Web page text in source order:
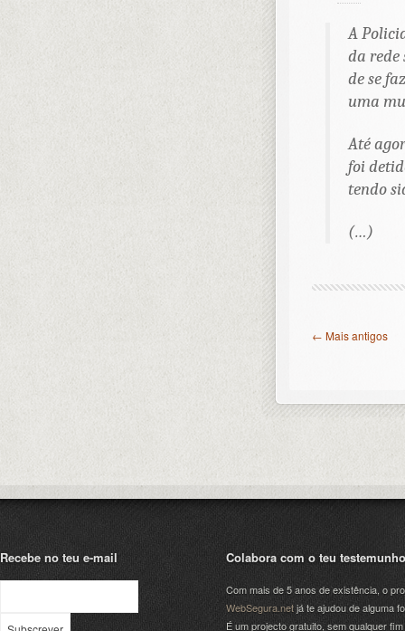
A
da rede
de se
uma
Até
foi
tendo
(…)
← Mais antigos
Recebe no teu e-mail Colabora com o teu testemunho
Com mais de 5 anos de existência, o
WebSegura.netjá te ajudou de alguma
É um projecto gratuito, sem qualquer fim